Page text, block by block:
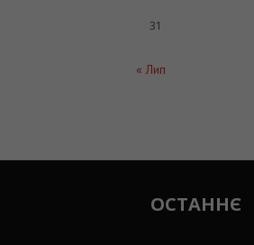
« Лип
31
ОСТАННЄ